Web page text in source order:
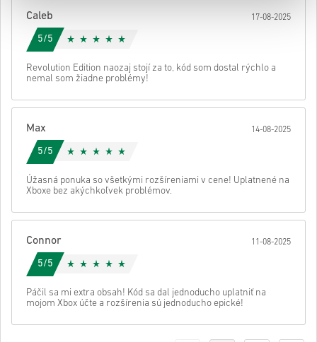
Caleb 17-08-2025
5/5
Revolution Edition naozaj stojí za to, kód som dostal rýchlo a
nemal som žiadne problémy!
Max 14-08-2025
5/5
Úžasná ponuka so všetkými rozšíreniami v cene! Uplatnené na
Xboxe bez akýchkoľvek problémov.
Connor 11-08-2025
5/5
Páčil sa mi extra obsah! Kód sa dal jednoducho uplatniť na
mojom Xbox účte a rozšírenia sú jednoducho epické!